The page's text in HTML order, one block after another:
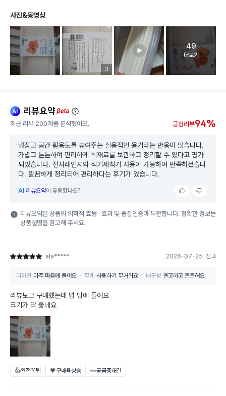
사진&동영상
리뷰 이미지 등록 개수
3
고객 리뷰
49
더보기
ai 리뷰요약beta
최근 리뷰 200개를 분석했어요. 긍정리뷰94%
냉장고 공간 활용도를 높여주는 실용적인 용기라는 반응이 많습니다.
가볍고 튼튼하여 편리하게 식재료를 보관하고 정리할 수 있다고 평가
되었습니다. 전자레인지와 식기세척기 사용이 가능하여 만족하셨습니
다. 깔끔하게 정리되어 편리하다는 후기가 있습니다.
AI 리뷰요약이 유용했나요?
리뷰요약은 상품의 의학적 효능 · 효과 및 품질인증과 무관합니다. 정확한 정보는
상품설명을 참고해 주세요.
별점 5점 ala***** 2026-07-25 신고
디자인 아주 마음에 들어요 무게 사용하기 무거워요 내구성 견고하고 튼튼해요
리뷰보고 구매했는데 넘 맘에 들어요
크기가 딱 좋네요
👍완전꿀팁 💗구매욕상승 👀궁금증해결